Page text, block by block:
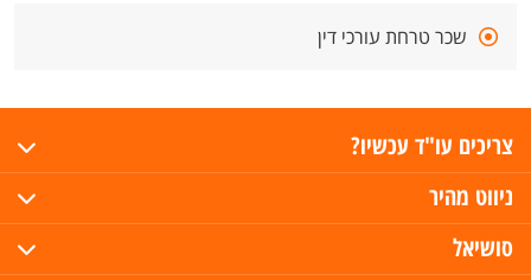
שכר טרחת עורכי דין
צריכים עו"ד עכשיו?
ניווט מהיר
סושיאל